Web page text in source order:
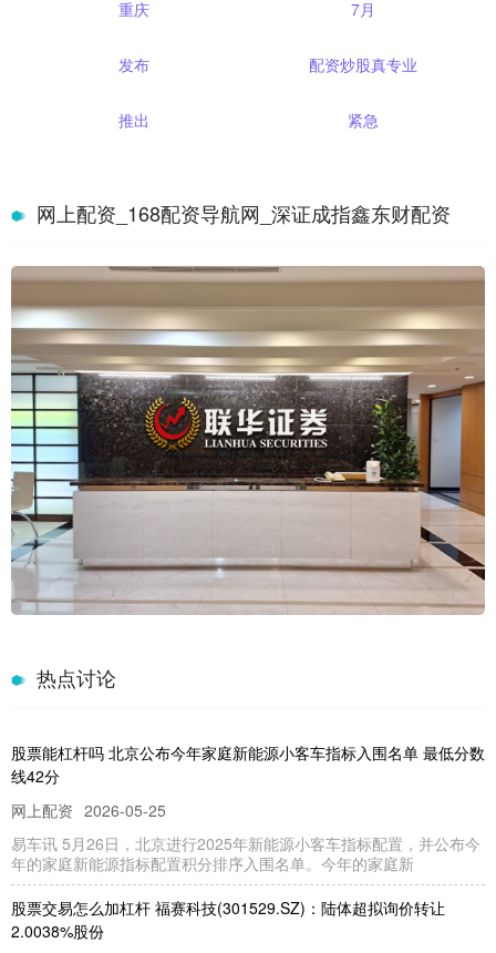
重庆 7月
发布 配资炒股真专业
推出 紧急
网上配资_168配资导航网_深证成指鑫东财配资
热点讨论
股票能杠杆吗 北京公布今年家庭新能源小客车指标入围名单 最低分数
线42分
网上配资 2026-05-25
易车讯 5月26日，北京进行2025年新能源小客车指标配置，并公布今
年的家庭新能源指标配置积分排序入围名单。今年的家庭新
股票交易怎么加杠杆 福赛科技(301529.SZ)：陆体超拟询价转让
2.0038%股份